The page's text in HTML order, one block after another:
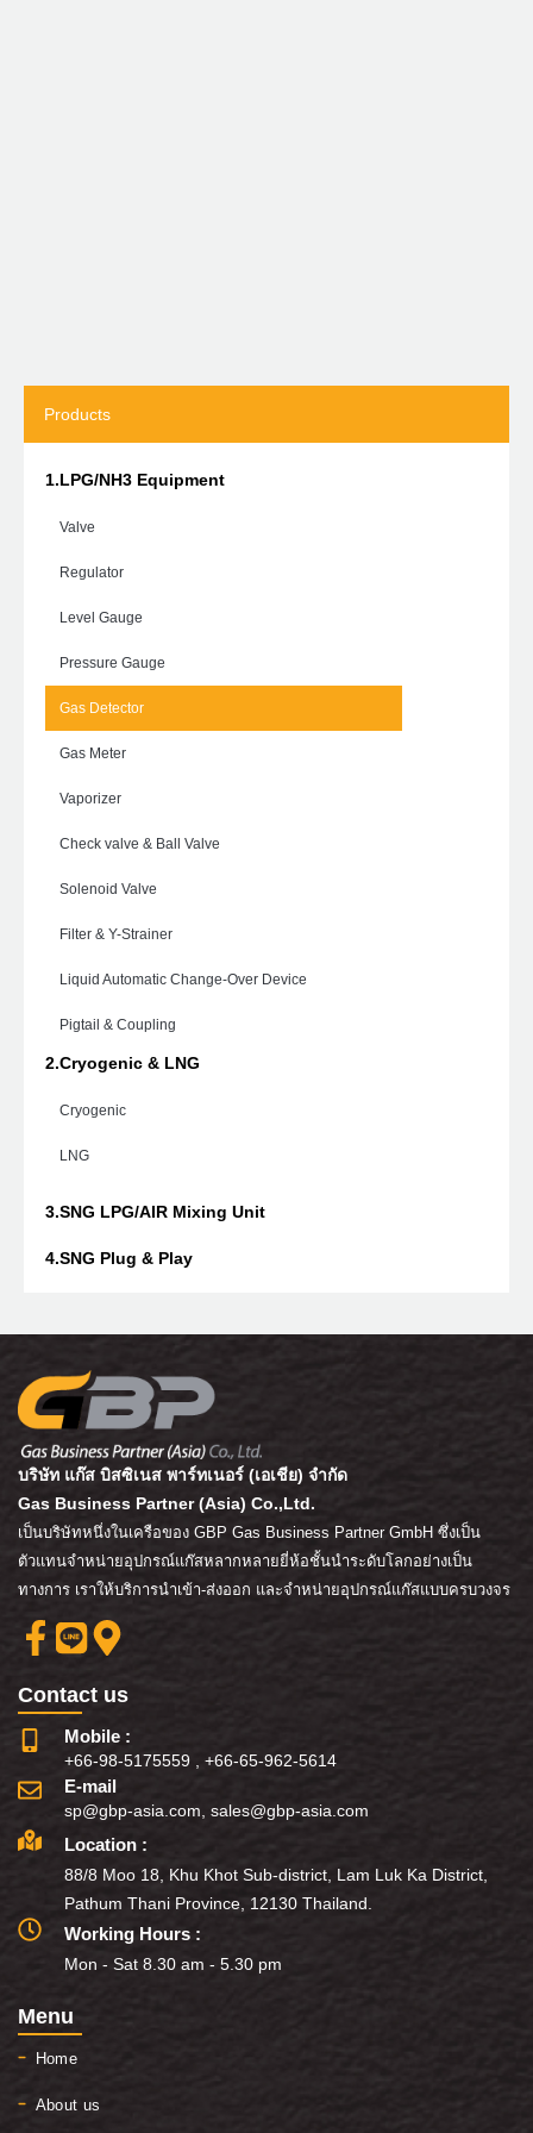
Products
1.LPG/NH3 Equipment
Valve
Regulator
Level Gauge
Pressure Gauge
Gas Detector
Gas Meter
Vaporizer
Check valve & Ball Valve
Solenoid Valve
Filter & Y-Strainer
Liquid Automatic Change-Over Device
Pigtail & Coupling
2.Cryogenic & LNG
Cryogenic
LNG
3.SNG LPG/AIR Mixing Unit
4.SNG Plug & Play
บริษัท แก๊ส บิสซิเนส พาร์ทเนอร์ (เอเชีย) จำกัด
Gas Business Partner (Asia) Co.,Ltd.
เป็นบริษัทหนึ่งในเครือของ GBP Gas Business Partner GmbH ซึ่งเป็น
ตัวแทนจำหน่ายอุปกรณ์แก๊สหลากหลายยี่ห้อชั้นนำระดับโลกอย่างเป็น
ทางการ เราให้บริการนำเข้า-ส่งออก และจำหน่ายอุปกรณ์แก๊สแบบครบวงจร
Contact us
Mobile :
+66-98-5175559 +66-65-962-5614
E-mail
sp@gbp-asia.com sales@gbp-asia.com
Location :
88/8 Moo 18, Khu Khot Sub-district, Lam Luk Ka District,
Pathum Thani Province, 12130 Thailand.
Working Hours :
Mon - Sat 8.30 am - 5.30 pm
Menu
Home
About us